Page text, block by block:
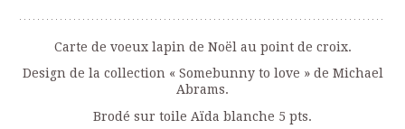
Carte de voeux lapin de Noël au point de croix.
Design de la collection « Somebunny to love » de Michael
Abrams.
Brodé sur toile Aïda blanche 5 pts.